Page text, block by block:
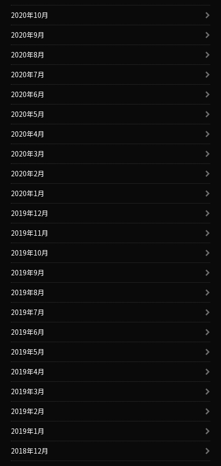
2020年10月
2020年9月
2020年8月
2020年7月
2020年6月
2020年5月
2020年4月
2020年3月
2020年2月
2020年1月
2019年12月
2019年11月
2019年10月
2019年9月
2019年8月
2019年7月
2019年6月
2019年5月
2019年4月
2019年3月
2019年2月
2019年1月
2018年12月